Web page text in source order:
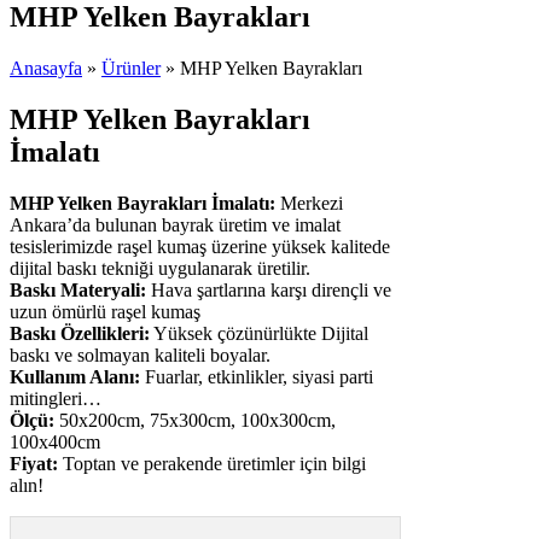
MHP Yelken Bayrakları
Anasayfa » Ürünler» MHP Yelken Bayrakları
MHP Yelken Bayrakları
İmalatı
MHP Yelken Bayrakları İmalatı: Merkezi
Ankara’da bulunan bayrak üretim ve imalat
tesislerimizde raşel kumaş üzerine yüksek kalitede
dijital baskı tekniği uygulanarak üretilir.
Baskı Materyali: Hava şartlarına karşı dirençli ve
uzun ömürlü raşel kumaş
Baskı Özellikleri: Yüksek çözünürlükte Dijital
baskı ve solmayan kaliteli boyalar.
Kullanım Alanı: Fuarlar, etkinlikler, siyasi parti
mitingleri…
Ölçü: 50x200cm, 75x300cm, 100x300cm,
100x400cm
Fiyat: Toptan ve perakende üretimler için bilgi
alın!